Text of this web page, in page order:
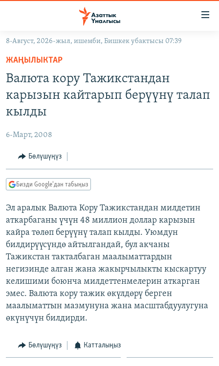
Навигацияга
өтүңүз
Издөөгө
салыңыз
МАДАНИЯТ
УКРАИНА
ТВ ПРОГРАММАЛАР
БҮГҮН АЗАТТЫКТА
ДАНИСТЕ
ЭЖЕ-СИҢДИЛЕР
АЗАТТЫК+
ПОДКАСТ
ОНЛАЙН ШЕРИНЕ
ЭЕ/АРнун бардык сайттары
8-Август, 2026-жыл, ишемби, Бишкек убактысы 07:39
ЖАҢЫЛЫКТАР
Валюта кору Тажикстандан
карызын кайтарып берүүнү талап
кылды
6-Март, 2008
Бөлүшүңүз
Бизди Google'дан табыңыз
Эл аралык Валюта Кору Тажикстандан милдетин
аткарбаганы үчүн 48 миллион доллар карызын
кайра төлөп берүүнү талап кылды. Уюмдун
билдирүүсүндө айтылгандай, бул акчаны
Тажикстан такталбаган маалыматтардын
негизинде алган жана жакырчылыкты кыскартуу
келишими боюнча милдеттенмелерин аткарган
эмес. Валюта кору тажик өкүлдөрү берген
маалыматтын мазмунуна жана масштабдуулугуна
өкүнүчүн билдирди.
Бөлүшүңүз Катталыңыз